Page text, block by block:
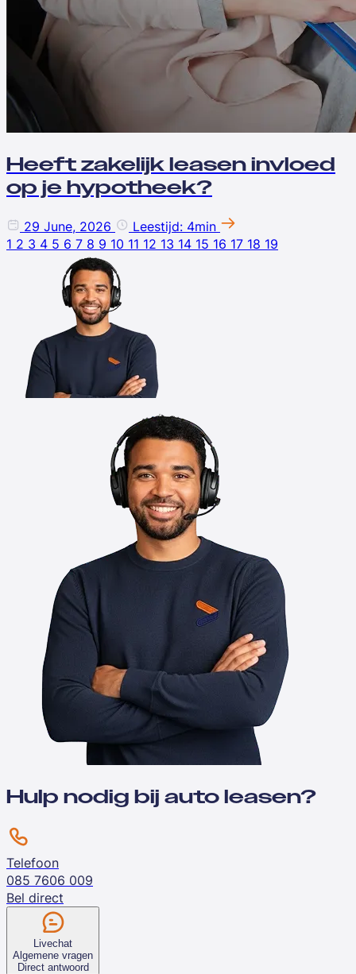
Heeft zakelijk leasen invloed
op je hypotheek?
29 June, 2026
Leestijd: 4min
1 2 3 4 5 6 7 8 9 10 11 12 13 14 15 16 17 18 19
Hulp nodig bij auto leasen?
Telefoon
085 7606 009
Bel direct
Livechat
Algemene vragen
Direct antwoord